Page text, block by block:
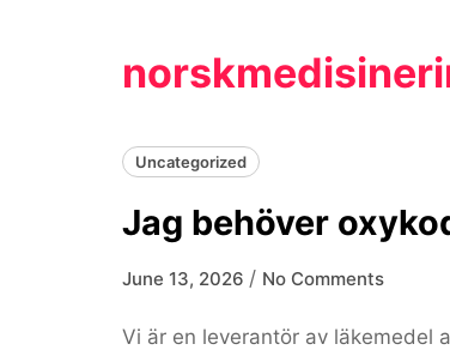
Uncategorized
Jag behöver
June 13, 2026 / No Comments
Vi är en leverantör av läkemedel